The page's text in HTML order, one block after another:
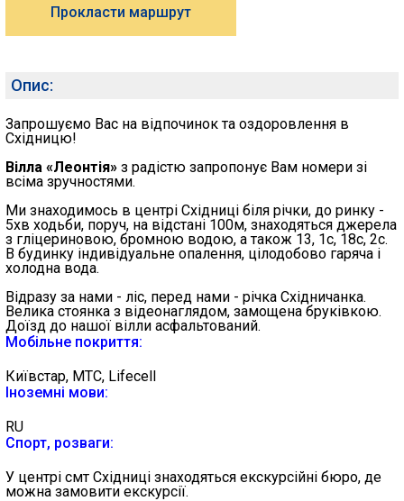
Прокласти маршрут
Опис:
Запрошуємо Вас на відпочинок та оздоровлення в
Східницю!
Вілла «Леонтія» з радістю запропонує Вам номери зі
всіма зручностями.
Ми знаходимось в центрі Східниці біля річки, до ринку -
5хв ходьби, поруч, на відстані 100м, знаходяться джерела
з гліцериновою, бромною водою, а також 13, 1с, 18с, 2с.
В будинку індивідуальне опалення, цілодобово гаряча і
холодна вода.
Відразу за нами - ліс, перед нами - річка Східничанка.
Велика стоянка з відеонаглядом, замощена бруківкою.
Доїзд до нашої вілли асфальтований.
Мобільне покриття:
Київстар, МТС, Lifecell
Іноземні мови:
RU
Спорт, розваги:
У центрі смт Східниці знаходяться екскурсійні бюро, де
можна замовити екскурсії.